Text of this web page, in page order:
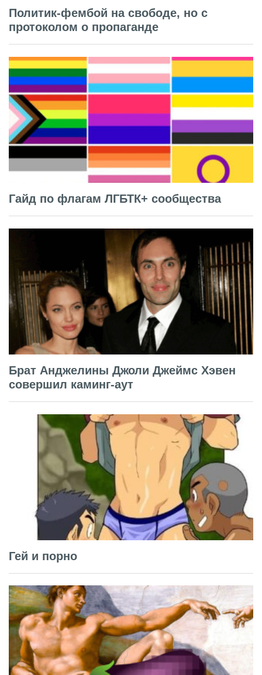
Политик-фембой на свободе, но с
протоколом о пропаганде
Гайд по флагам ЛГБТК+ сообщества
Брат Анджелины Джоли Джеймс Хэвен
совершил каминг-аут
Гей и порно